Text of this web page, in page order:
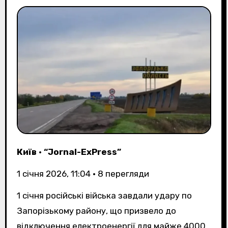
Київ • “Jornal-ExPress”
1 січня 2026, 11:04• 8 перегляди
1 січня російські війська завдали удару по
Запорізькому району, що призвело до
відключення електроенергії для майже 4000